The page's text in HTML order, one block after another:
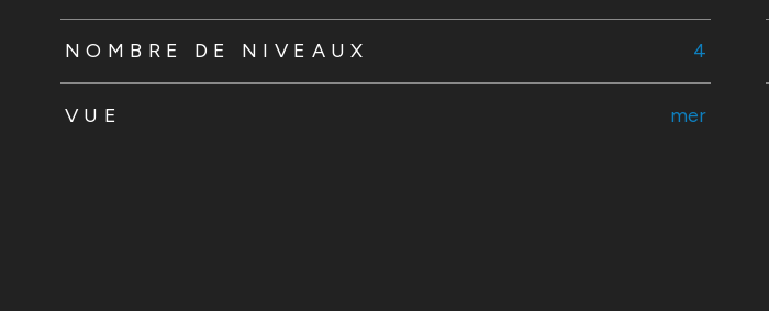
NOMBRE DE NIVEAUX 4
VUE mer